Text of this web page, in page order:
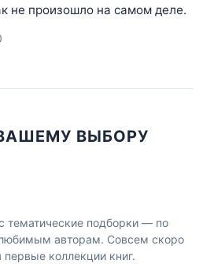
не произошло на самом деле.
ВЫБОРУ
тематические подборки — по
авторам. Совсем скоро
первые коллекции книг.